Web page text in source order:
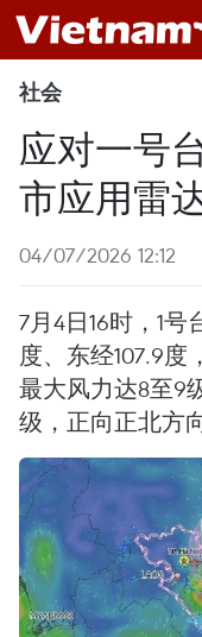
社会
应对一号
市应用雷
04/07/2026 12:12
7月4日16时，1
度、东经107.9
最大风力达8至9
级，正向正北方